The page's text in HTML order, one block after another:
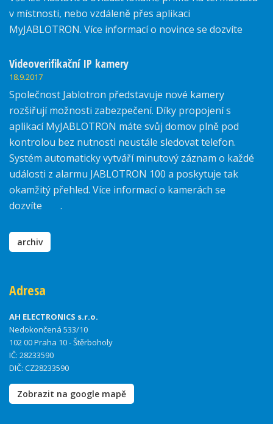
v místnosti, nebo vzdáleně přes aplikaci
MyJABLOTRON. Více informací o novince se dozvíte
Videoverifikační IP kamery
18.9.2017
Společnost Jablotron představuje nové kamery
rozšiřují možnosti zabezpečení. Díky propojení s
aplikací MyJABLOTRON máte svůj domov plně pod
kontrolou bez nutnosti neustále sledovat telefon.
Systém automaticky vytváří minutový záznam o každé
události z alarmu JABLOTRON 100 a poskytuje tak
okamžitý přehled. Více informací o kamerách se
dozvíte
.
archiv
Adresa
AH ELECTRONICS s.r.o.
Nedokončená 533/10
102 00 Praha 10 - Štěrboholy
IČ: 28233590
DIČ: CZ28233590
Zobrazit na google mapě